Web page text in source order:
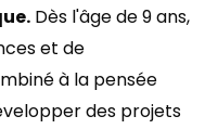
Dès l'âge de 9 ans,
et de
à la pensée
des projets